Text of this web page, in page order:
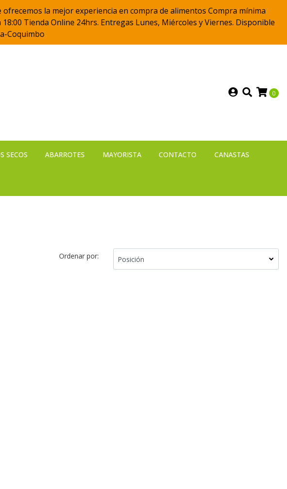
ofrecemos la mejor experiencia en compra de alimentos Compra mínima
Tienda Online 24hrs. Entregas Lunes, Miércoles y Viernes. Disponible
Coquimbo
0
SECOS ABARROTES MAYORISTA CONTACTO CANASTAS
Ordenar por: